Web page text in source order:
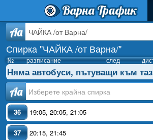
Варна Трафик
Aa
Спирка "ЧАЙКА /от Варна/"
№ разписание след
Няма автобуси, пътуващи към
Аа
36 19:05, 20:05, 21:05
37 20:15, 21:45